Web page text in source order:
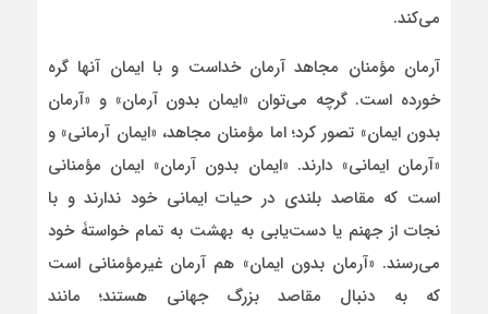
می‌کند.
آرمان مؤمنان مجاهد آرمان خداست و با ایمان آنها گره
خورده است. گرچه می‌توان «ایمان بدون آرمان» و «آرمان
بدون ایمان» تصور کرد؛ اما مؤمنان مجاهد، «ایمان آرمانی» و
«آرمان ایمانی» دارند. «ایمان بدون آرمان» ایمان مؤمنانی
است که مقاصد بلندی در حیات ایمانی خود ندارند و با
نجات از جهنم یا دست‌یابی به بهشت به تمام خواستۀ خود
می‌رسند. «آرمان بدون ایمان» هم آرمان غیرمؤمنانی است
که به دنبال مقاصد بزرگ جهانی هستند؛ مانند